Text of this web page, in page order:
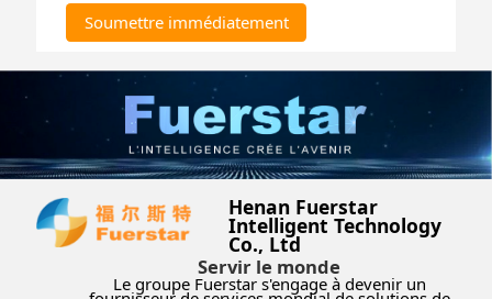
Soumettre immédiatement
Henan Fuerstar
Intelligent Technology
Co., Ltd
Servir le monde
Le groupe Fuerstar s'engage à devenir un